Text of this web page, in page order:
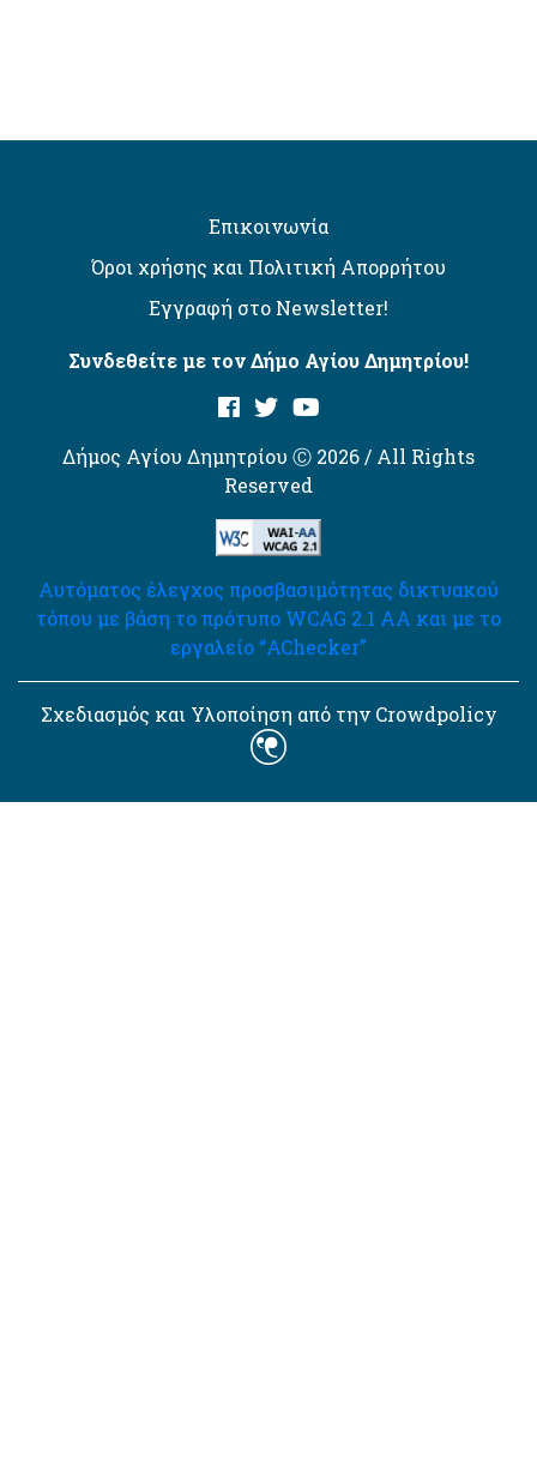
Επικοινωνία
Όροι χρήσης και Πολιτική Απορρήτου
Εγγραφή στο Newsletter!
Συνδεθείτε με τον Δήμο Αγίου Δημητρίου!
Δήμος Αγίου Δημητρίου Ⓒ 2026 / All Rights
Reserved
Αυτόματος έλεγχος προσβασιμότητας δικτυακού
τόπου με βάση το πρότυπο WCAG 2.1 AA και με το
εργαλείο “AChecker”
Σχεδιασμός και Υλοποίηση από την Crowdpolicy